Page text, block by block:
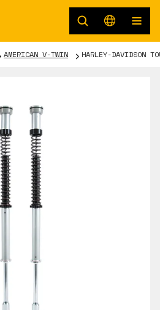
AMERICAN V-TWIN HARLEY-DAVIDSON